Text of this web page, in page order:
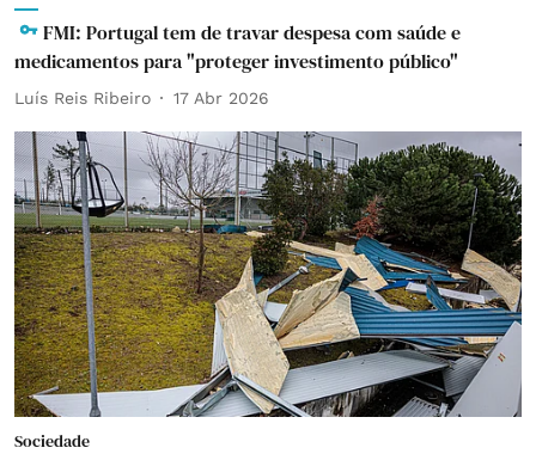
FMI: Portugal tem de travar despesa com saúde e
medicamentos para "proteger investimento público"
Luís Reis Ribeiro 17 Abr 2026
Sociedade